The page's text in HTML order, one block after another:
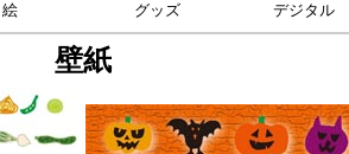
絵 グッズ デジタル
壁紙